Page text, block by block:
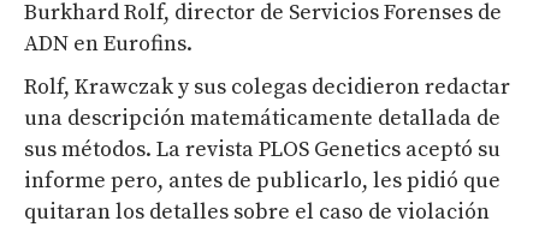
Burkhard Rolf, director de Servicios Forenses de
ADN en Eurofins.
Rolf, Krawczak y sus colegas decidieron redactar
una descripción matemáticamente detallada de
sus métodos. La revista PLOS Genetics aceptó su
informe pero, antes de publicarlo, les pidió que
quitaran los detalles sobre el caso de violación